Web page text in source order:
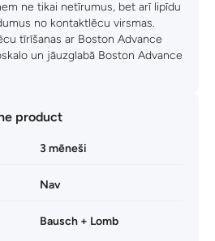
ne tikai netīrumus, bet arī lipīdu
no kontaktlēcu virsmas.
tīrīšanas ar Boston Advance
un jāuzglabā Boston Advance
product
3 mēneši
Nav
Bausch + Lomb